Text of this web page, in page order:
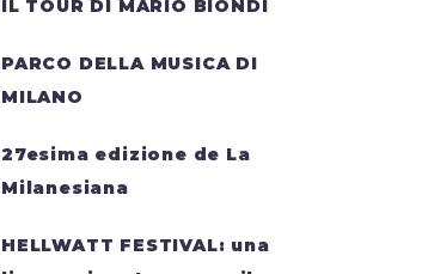
IL TOUR DI MARIO BIONDI
PARCO DELLA MUSICA DI
MILANO
27esima edizione de La
Milanesiana
HELLWATT FESTIVAL: una